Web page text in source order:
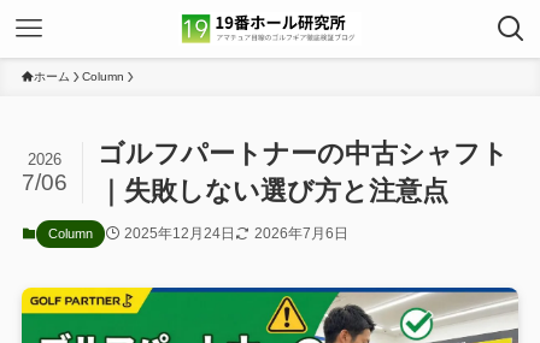
ホーム Column
ゴルフパートナーの中古シャフト
｜失敗しない選び方と注意点
2026
7/06
Column 2025年12月24日 2026年7月6日